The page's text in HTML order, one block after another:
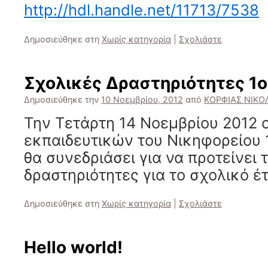
http://hdl.handle.net/11713/7538
Δημοσιεύθηκε στη Χωρίς κατηγορία Σχολιάστε
Σχολικές Δραστηριότητες
Δημοσιεύθηκε την 10 Νοεμβρίου, 2012 από ΚΟΡΦΙΑΣ
Την Τετάρτη 14 Νοεμβρίου 2012
εκπαιδευτικών του
θα συνεδριάσει για να προτείνει
δραστηριότητες για το σχολικό
Δημοσιεύθηκε στη Χωρίς κατηγορία Σχολιάστε
Hello world!